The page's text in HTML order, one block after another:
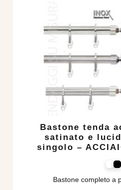
Bastone tenda
satinato e
singolo –
Bastone completo a